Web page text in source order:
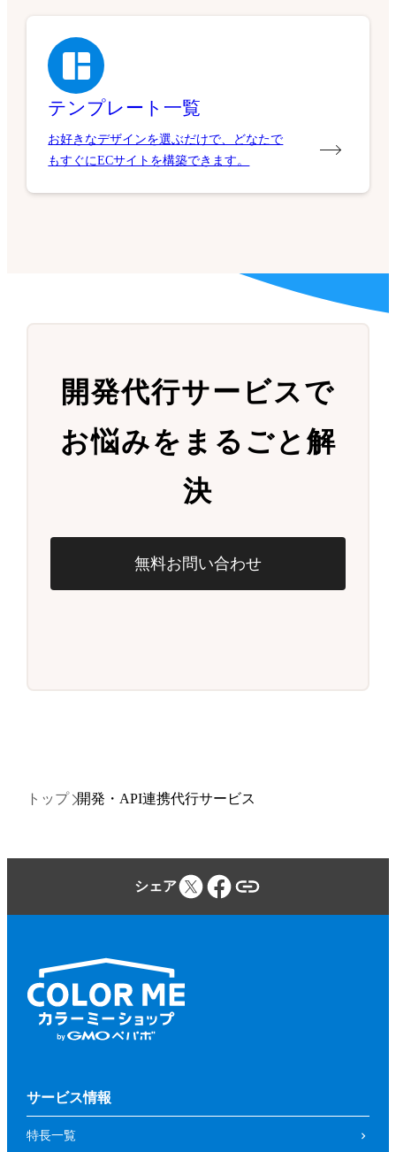
テンプレート一覧
お好きなデザインを選ぶだけで、どなたで
もすぐにECサイトを構築できます。
開発代行サービスで
お悩みをまるごと解
決
無料お問い合わせ
トップ 開発・API連携代行サービス
シェア
サービス情報
特長一覧